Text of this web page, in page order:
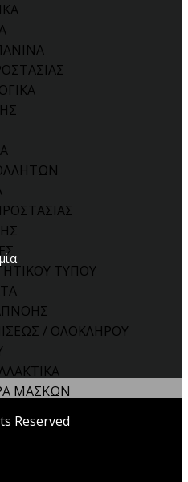
ΤΥΠΟΥ
/ ΟΛΟΚΛΗΡΟΥ
ΜΑΣΚΩΝ
ΑΕΡΑ
Reserved